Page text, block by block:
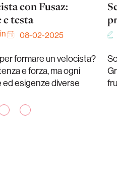
con Fusaz:
testa
08-02-2025
formare un velocista?
e forza, ma ogni
esigenze diverse